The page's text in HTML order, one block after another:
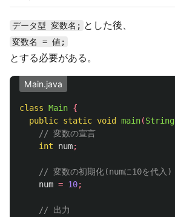
データ型 変数名; とした後、
変数名 = 値;
とする必要がある。
Main.java
class Main {
public static void main(String
// 変数の宣言
int
num;
// 変数の初期化(numに10を代入)
num = 10;
// 出力